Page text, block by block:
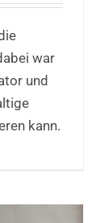
war
und
kann.